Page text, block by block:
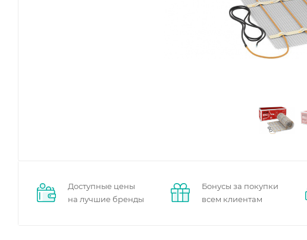
Доступные цены
на лучшие бренды
Бонусы за покупки
всем клиентам